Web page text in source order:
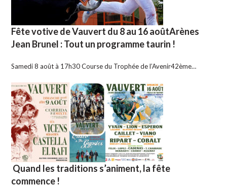
Fête votive de Vauvert du 8 au 16 aoûtArènes
Jean Brunel : Tout un programme taurin !
Samedi 8 août à 17h30 Course du Trophée de l’Avenir42ème…
Quand les traditions s’animent, la fête
commence !